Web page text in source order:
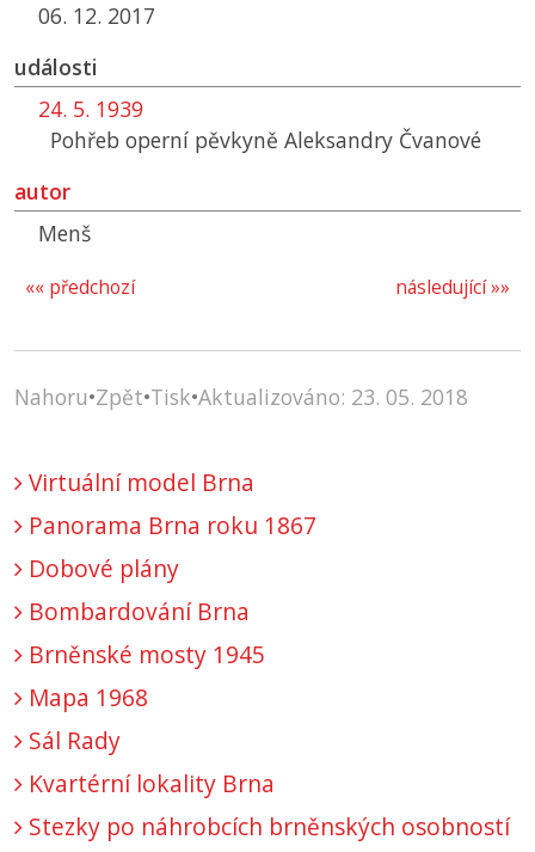
06. 12. 2017
události
24. 5. 1939
Pohřeb operní pěvkyně Aleksandry Čvanové
autor
Menš
následující »»
«« předchozí
Nahoru•Zpět•Tisk•Aktualizováno: 23. 05. 2018
Virtuální model Brna
Panorama Brna roku 1867
Dobové plány
Bombardování Brna
Brněnské mosty 1945
Mapa 1968
Sál Rady
Kvartérní lokality Brna
Stezky po náhrobcích brněnských osobností